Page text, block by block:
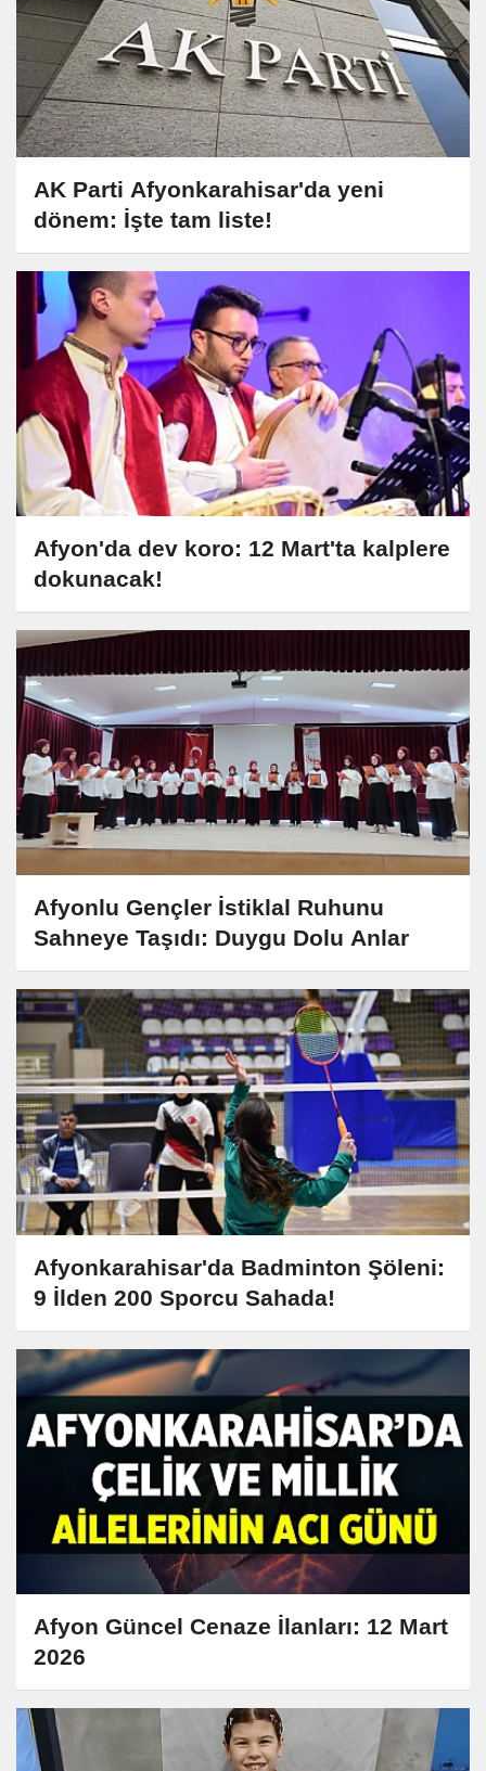
AK Parti Afyonkarahisar'da yeni
dönem: İşte tam liste!
Afyon'da dev koro: 12 Mart'ta kalplere
dokunacak!
Afyonlu Gençler İstiklal Ruhunu
Sahneye Taşıdı: Duygu Dolu Anlar
Afyonkarahisar'da Badminton Şöleni:
9 İlden 200 Sporcu Sahada!
Afyon Güncel Cenaze İlanları: 12 Mart
2026